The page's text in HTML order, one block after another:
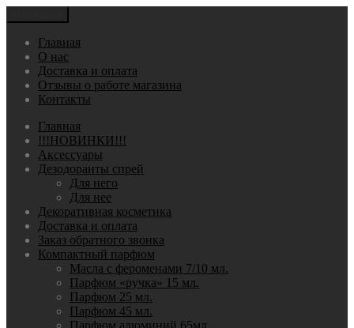
Главная
О нас
Доставка и оплата
Отзывы о работе магазина
Контакты
Главная
!!!НОВИНКИ!!!
Аксессуары
Дезодоранты спрей
Для него
Для нее
Декоративная косметика
Доставка и оплата
Заказ обратного звонка
Компактный парфюм
Масла с фероменами 7/10 мл.
Парфюм «ручка» 15 мл.
Парфюм 25 мл.
Парфюм 45 мл.
Парфюм алюминий 65мл.